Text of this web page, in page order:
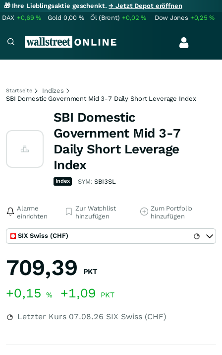
🎁 Ihre Lieblingsaktie geschenkt.→ Jetzt Depot eröffnen
DAX +0,69% Gold 0,00 % Öl (Brent) +0,02% Dow Jones +0,25%
Startseite
Indizes
SBI Domestic Government Mid 3-7 Daily Short Leverage Index
SBI Domestic
Government Mid 3-7
Daily Short Leverage
Index
Index SYM:SBI3SL
Alarme
einrichten
Zur Watchlist
hinzufügen
Zum Portfolio
hinzufügen
SIX Swiss (CHF)
709,39 PKT
+0,15 % +1,09 PKT
Letzter Kurs 07.08.26 SIX Swiss (CHF)